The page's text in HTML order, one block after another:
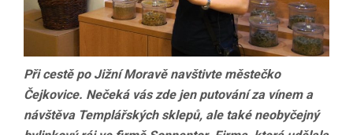
Při cestě po Jižní Moravě navštivte městečko
Čejkovice. Nečeká vás zde jen putování za vínem a
návštěva Templářských sklepů, ale také neobyčejný